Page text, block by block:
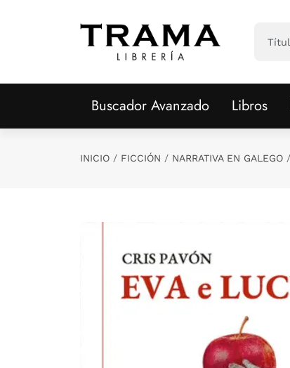
Buscador Avanzado Libros
INICIO FICCIÓN NARRATIVA EN GALEGO